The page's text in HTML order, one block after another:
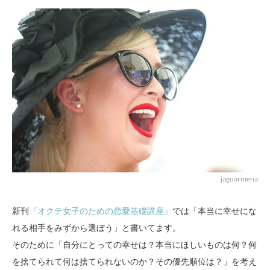
jaguarmena
新刊 『オクテ女子のための恋愛基礎講座』 では「本当に幸せにな
れる相手をみずから選ぼう」と書いてます。
そのために「自分にとっての幸せは？本当にほしいものは何？何
を捨てられて何は捨てられないのか？その優先順位は？」を考え